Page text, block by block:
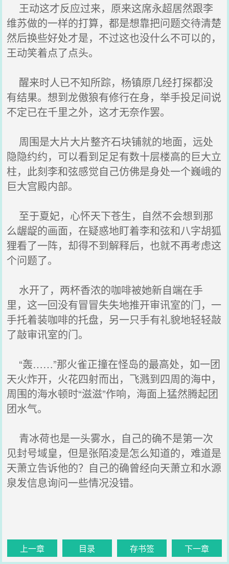
王动这才反应过来，原来这席永超居然跟李
维苏做的一样的打算，都是想靠把问题交待清楚
然后换些好处才是，不过这也没什么不可以的，
王动笑着点了点头。
醒来时人已不知所踪，杨镇原几经打探都没
有结果。想到龙傲狼有修行在身，举手投足间说
不定已在千里之外，这才无奈作罢。
周围是大片大片整齐石块铺就的地面，远处
隐隐约约，可以看到足足有数十层楼高的巨大立
柱，此刻李和弦感觉自己仿佛是身处一个巍峨的
巨大宫殿内部。
至于夏妃，心怀天下苍生，自然不会想到那
么龌龊的画面，在疑惑地盯着李和弦和八字胡狐
狸看了一阵，却得不到解释后，也就不再考虑这
个问题了。
水开了，两杯香浓的咖啡被她新自端在手
里，这一回没有冒冒失失地推开审讯室的门，一
手托着装咖啡的托盘，另一只手有礼貌地轻轻敲
了敲审讯室的门。
“轰……”那火雀正撞在怪岛的最高处，如一团
天火炸开，火花四射而出，飞溅到四周的海中，
周围的海水顿时“滋滋”作响，海面上猛然腾起团
团水气。
青冰荷也是一头雾水，自己的确不是第一次
见封号域皇，但是张陌凌是怎么知道的，难道是
天萧立告诉他的？自己的确曾经向天萧立和水源
泉发信息询问一些情况没错。
上一章 目录 存书签 下一章